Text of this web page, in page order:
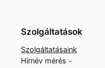
Szolgáltatások
Szolgáltatásaink
Hírnév mérés